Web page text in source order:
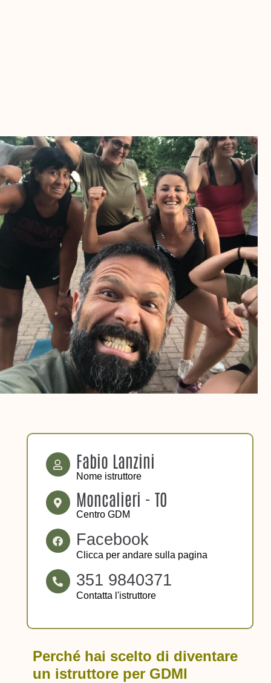
Fabio Lanzini
Nome istruttore
Moncalieri - TO
Centro GDM
Facebook
Clicca per andare sulla pagina
351 9840371
Contatta l'istruttore
Perché hai scelto di diventare
un istruttore per GDMI